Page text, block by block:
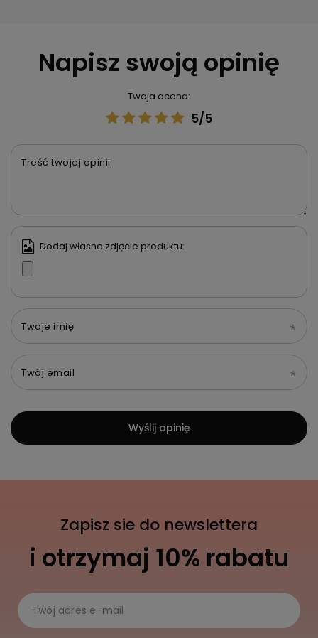
Napisz swoją opinię
Twoja ocena:
5/5
Treść twojej opinii
Dodaj własne zdjęcie produktu:
Twoje imię
Twój email
Wyślij opinię
Zapisz sie do newslettera
i otrzymaj 10% rabatu
Twój adres e-mail